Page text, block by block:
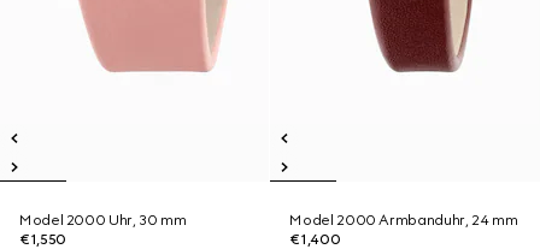
Model 2000 Uhr, 30 mm
€1,550
Model 2000 Armbanduhr, 24 mm
€1,400